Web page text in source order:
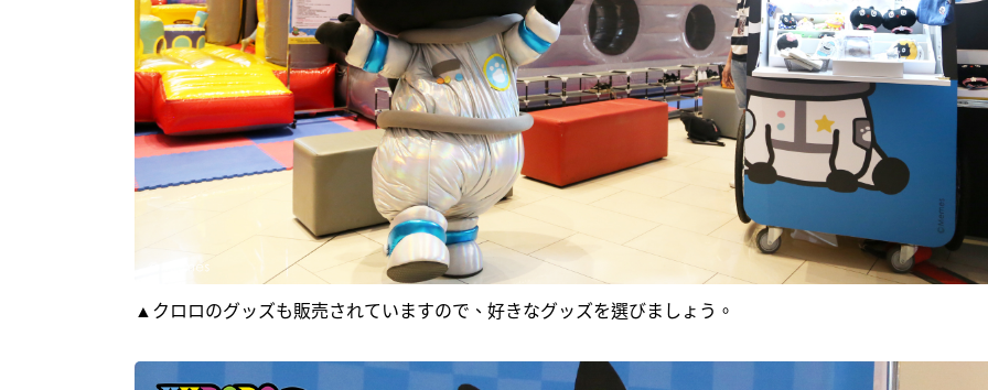
▲クロロのグッズも販売されていますので、好きなグッズを選びましょう。